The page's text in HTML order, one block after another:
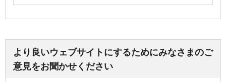
より良いウェブサイトにするためにみなさまのご
意見をお聞かせください